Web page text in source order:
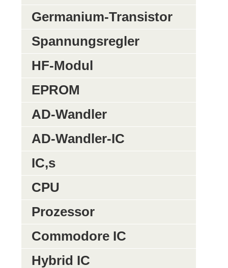
Germanium-Transistor
Spannungsregler
HF-Modul
EPROM
AD-Wandler
AD-Wandler-IC
IC,s
CPU
Prozessor
Commodore IC
Hybrid IC